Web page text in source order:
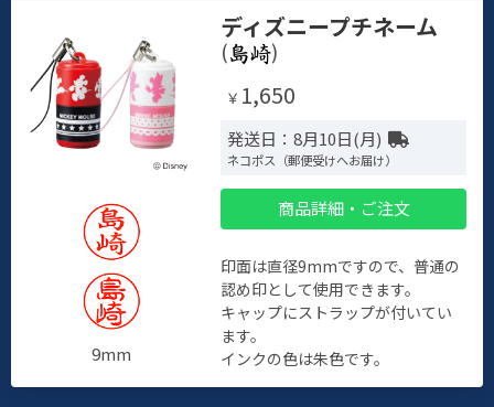
9mm
ディズニープチネーム
( )
￥ 1,650
発送日：8月10日(月)
ネコポス（郵便受けへお届け）
商品詳細・ご注文
印面は直径9mmですので、普通の
認め印として使用できます。
キャップにストラップが付いてい
ます。
インクの色は朱色です。